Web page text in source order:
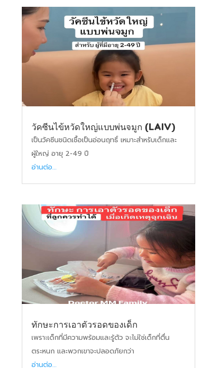
วัคซีนไข้หวัดใหญ่แบบพ่นจมูก (LAIV)
เป็นวัคซีนชนิดเชื้อเป็นอ่อนฤทธิ์ เหมาะสำหรับเด็กและ
ผู้ใหญ่ อายุ 2-49 ปี
อ่านต่อ...
ทักษะการเอาตัวรอดของเด็ก
เพราะเด็กที่มีความพร้อมและรู้ตัว จะไม่ใช่เด็กที่ตื่น
ตระหนก และพวกเขาจะปลอดภัยกว่า
อ่านต่อ...